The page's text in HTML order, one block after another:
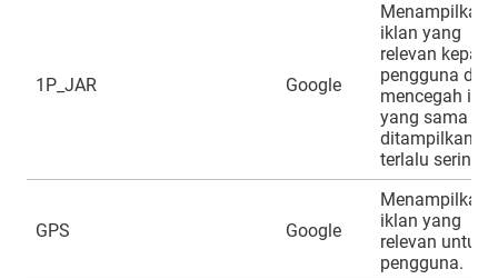
1P_JAR Google
Menampilkan
iklan yang
relevan kepada
pengguna dan
mencegah
yang sama
ditampilkan
terlalu sering.
GPS Google
Menampilkan
iklan yang
relevan untuk
pengguna.